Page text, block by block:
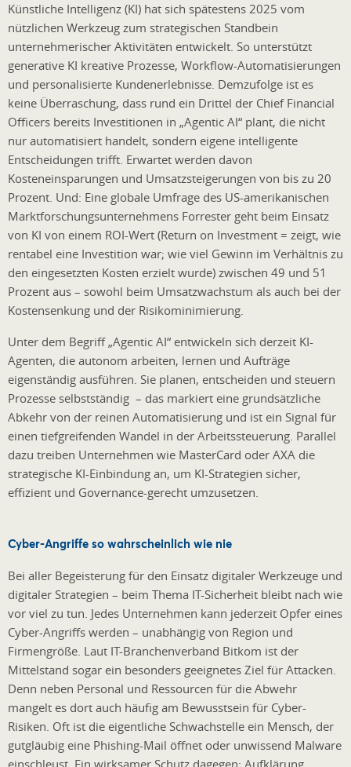
Künstliche Intelligenz (KI) hat sich spätestens 2025 vom
nützlichen Werkzeug zum strategischen Standbein
unternehmerischer Aktivitäten entwickelt. So unterstützt
generative KI kreative Prozesse, Workflow-Automatisierungen
und personalisierte Kundenerlebnisse. Demzufolge ist es
keine Überraschung, dass rund ein Drittel der Chief Financial
Officers bereits Investitionen in „Agentic AI“ plant, die nicht
nur automatisiert handelt, sondern eigene intelligente
Entscheidungen trifft. Erwartet werden davon
Kosteneinsparungen und Umsatzsteigerungen von bis zu 20
Prozent. Und: Eine globale Umfrage des US-amerikanischen
Marktforschungsunternehmens Forrester geht beim Einsatz
von KI von einem ROI-Wert (Return on Investment = zeigt, wie
rentabel eine Investition war; wie viel Gewinn im Verhältnis zu
den eingesetzten Kosten erzielt wurde) zwischen 49 und 51
Prozent aus – sowohl beim Umsatzwachstum als auch bei der
Kostensenkung und der Risikominimierung.
Unter dem Begriff „Agentic AI“ entwickeln sich derzeit KI-
Agenten, die autonom arbeiten, lernen und Aufträge
eigenständig ausführen. Sie planen, entscheiden und steuern
Prozesse selbstständig – das markiert eine grundsätzliche
Abkehr von der reinen Automatisierung und ist ein Signal für
einen tiefgreifenden Wandel in der Arbeitssteuerung. Parallel
dazu treiben Unternehmen wie MasterCard oder AXA die
strategische KI-Einbindung an, um KI-Strategien sicher,
effizient und Governance-gerecht umzusetzen.
Cyber-Angriffe so wahrscheinlich wie nie
Bei aller Begeisterung für den Einsatz digitaler Werkzeuge und
digitaler Strategien – beim Thema IT-Sicherheit bleibt nach wie
vor viel zu tun. Jedes Unternehmen kann jederzeit Opfer eines
Cyber-Angriffs werden – unabhängig von Region und
Firmengröße. Laut IT-Branchenverband Bitkom ist der
Mittelstand sogar ein besonders geeignetes Ziel für Attacken.
Denn neben Personal und Ressourcen für die Abwehr
mangelt es dort auch häufig am Bewusstsein für Cyber-
Risiken. Oft ist die eigentliche Schwachstelle ein Mensch, der
gutgläubig eine Phishing-Mail öffnet oder unwissend Malware